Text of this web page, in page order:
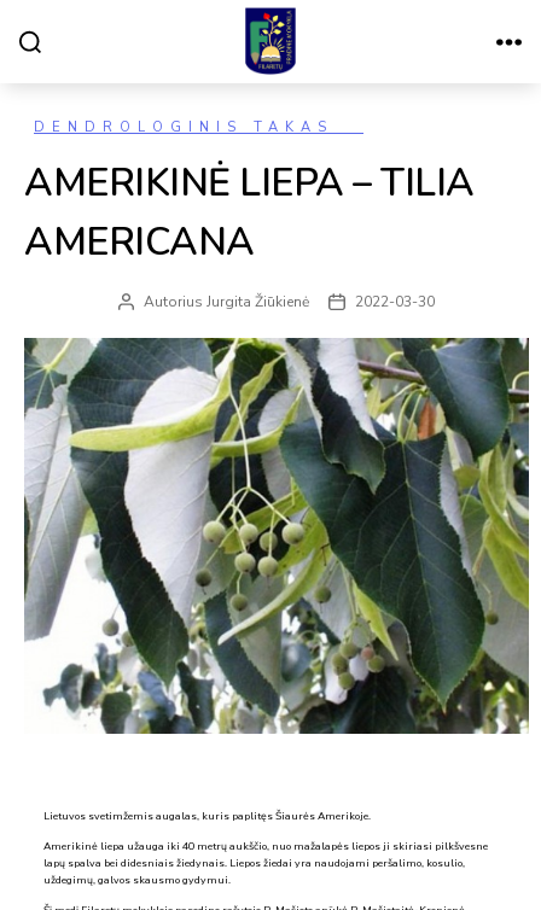
Kategorijos
DENDROLOGINIS TAKAS
AMERIKINĖ LIEPA – TILIA
AMERICANA
ĮrašoAutoriusJurgita Žiūkienė
Įrašo2022-03-30
Lietuvos svetimžemis augalas, kuris paplitęs Šiaurės Amerikoje.
Amerikinė liepa užauga iki 40 metrų aukščio, nuo mažalapės liepos ji skiriasi pilkšvesne
lapų spalva bei didesniais žiedynais. Liepos žiedai yra naudojami peršalimo, kosulio,
uždegimų, galvos skausmo gydymui.